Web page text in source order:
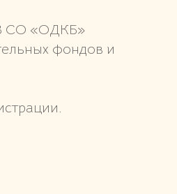
СО «ОДКБ»
фондов и